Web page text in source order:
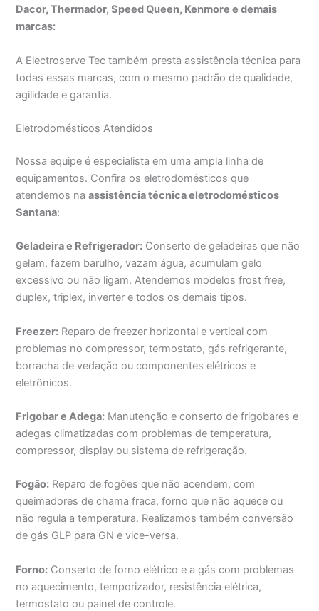
Dacor, Thermador, Speed Queen, Kenmore e demais
marcas:
A Electroserve Tec também presta assistência técnica para
todas essas marcas, com o mesmo padrão de qualidade,
agilidade e garantia.
Eletrodomésticos Atendidos
Nossa equipe é especialista em uma ampla linha de
equipamentos. Confira os eletrodomésticos que
atendemos naassistência técnica eletrodomésticos
Santana:
Geladeira e Refrigerador: Conserto de geladeiras que não
gelam, fazem barulho, vazam água, acumulam gelo
excessivo ou não ligam. Atendemos modelos frost free,
duplex, triplex, inverter e todos os demais tipos.
Freezer: Reparo de freezer horizontal e vertical com
problemas no compressor, termostato, gás refrigerante,
borracha de vedação ou componentes elétricos e
eletrônicos.
Frigobar e Adega: Manutenção e conserto de frigobares e
adegas climatizadas com problemas de temperatura,
compressor, display ou sistema de refrigeração.
Fogão: Reparo de fogões que não acendem, com
queimadores de chama fraca, forno que não aquece ou
não regula a temperatura. Realizamos também conversão
de gás GLP para GN e vice-versa.
Forno: Conserto de forno elétrico e a gás com problemas
no aquecimento, temporizador, resistência elétrica,
termostato ou painel de controle.